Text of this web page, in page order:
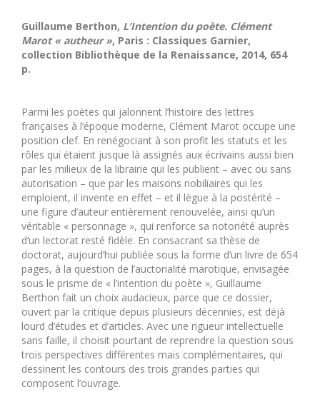
Guillaume Berthon, L’Intention du poète. Clément
Marot « autheur », Paris : Classiques Garnier,
collection Bibliothèque de la Renaissance, 2014, 654
p.
Parmi les poètes qui jalonnent l’histoire des lettres
françaises à l’époque moderne, Clément Marot occupe une
position clef. En renégociant à son profit les statuts et les
rôles qui étaient jusque là assignés aux écrivains aussi bien
par les milieux de la librairie qui les publient – avec ou sans
autorisation – que par les maisons nobiliaires qui les
emploient, il invente en effet – et il lègue à la postérité –
une figure d’auteur entièrement renouvelée, ainsi qu’un
véritable « personnage », qui renforce sa notoriété auprès
d’un lectorat resté fidèle. En consacrant sa thèse de
doctorat, aujourd’hui publiée sous la forme d’un livre de 654
pages, à la question de l’auctorialité marotique, envisagée
sous le prisme de « l’intention du poète », Guillaume
Berthon fait un choix audacieux, parce que ce dossier,
ouvert par la critique depuis plusieurs décennies, est déjà
lourd d’études et d’articles. Avec une rigueur intellectuelle
sans faille, il choisit pourtant de reprendre la question sous
trois perspectives différentes mais complémentaires, qui
dessinent les contours des trois grandes parties qui
composent l’ouvrage.